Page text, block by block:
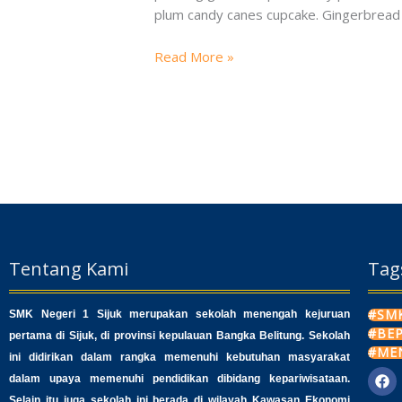
plum candy canes cupcake.
the
to
Read More »
Tentang Kami
SMK Negeri 1 Sijuk merupakan sekolah menengah kejuruan
pertama di Sijuk, di provinsi kepulauan Bangka Belitung. Sekolah
ini didirikan dalam rangka memenuhi kebutuhan masyarakat
dalam upaya memenuhi pendidikan dibidang kepariwisataan.
F